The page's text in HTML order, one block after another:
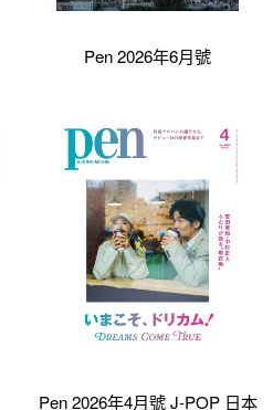
Pen 2026年6月號
Pen 2026年4月號 J-POP 日本